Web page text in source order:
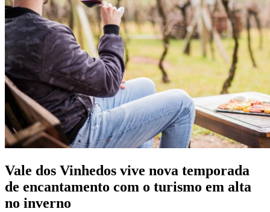
Vale dos Vinhedos vive nova temporada
de encantamento com o turismo em alta
no inverno